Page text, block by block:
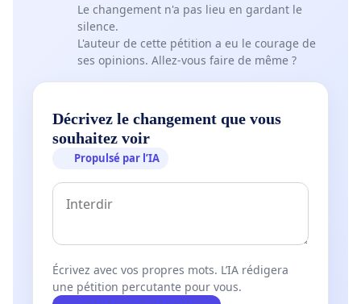
Le changement n'a pas lieu en gardant le
silence.
L'auteur de cette pétition a eu le courage de
ses opinions. Allez-vous faire de même ?
Décrivez le changement que vous
souhaitez voir
Propulsé par l’IA
Écrivez avec vos propres mots. L’IA rédigera
une pétition percutante pour vous.